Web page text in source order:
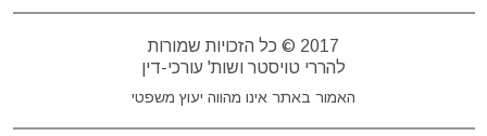
2017 © כל הזכויות שמורות
להררי טויסטר ושות' עורכי-דין
האמור באתר אינו מהווה יעוץ משפטי